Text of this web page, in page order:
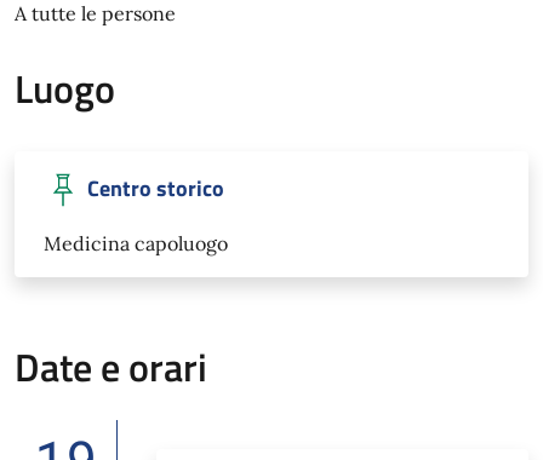
A tutte le persone
Luogo
Centro storico
Medicina capoluogo
Date e orari